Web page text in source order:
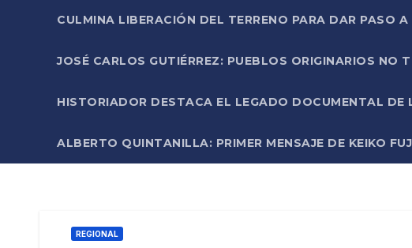
CULMINA LIBERACIÓN DEL TERRENO PARA DAR PASO
JOSÉ CARLOS GUTIÉRREZ: PUEBLOS ORIGINARIOS NO
HISTORIADOR DESTACA EL LEGADO DOCUMENTAL DE
ALBERTO QUINTANILLA: PRIMER MENSAJE DE KEIKO
REGIONAL